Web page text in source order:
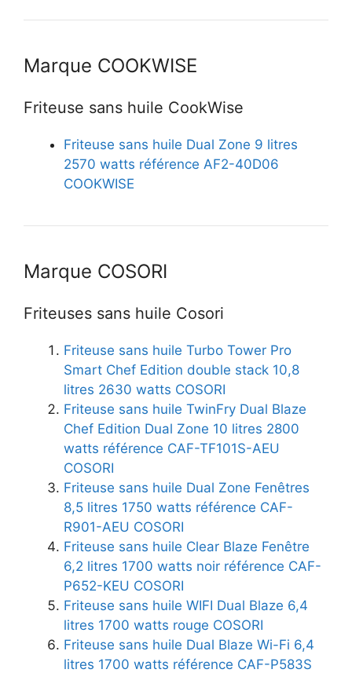
Marque COOKWISE
Friteuse sans huile CookWise
Friteuse sans huile Dual Zone 9 litres
2570 watts référence AF2-40D06
COOKWISE
Marque COSORI
Friteuses sans huile Cosori
Friteuse sans huile Turbo Tower Pro
Smart Chef Edition double stack 10,8
litres 2630 watts COSORI
Friteuse sans huile TwinFry Dual Blaze
Chef Edition Dual Zone 10 litres 2800
watts référence CAF-TF101S-AEU
COSORI
Friteuse sans huile Dual Zone Fenêtres
8,5 litres 1750 watts référence CAF-
R901-AEU COSORI
Friteuse sans huile Clear Blaze Fenêtre
6,2 litres 1700 watts noir référence CAF-
P652-KEU COSORI
Friteuse sans huile WIFI Dual Blaze 6,4
litres 1700 watts rouge COSORI
Friteuse sans huile Dual Blaze Wi-Fi 6,4
litres 1700 watts référence CAF-P583S